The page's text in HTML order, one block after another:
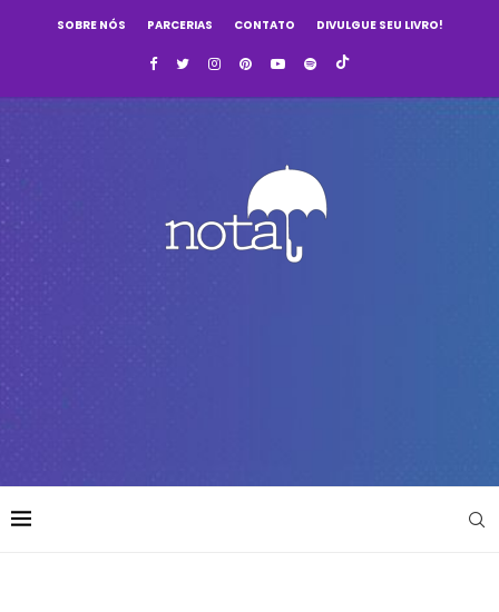
SOBRE NÓS PARCERIAS CONTATO DIVULGUE SEU LIVRO!